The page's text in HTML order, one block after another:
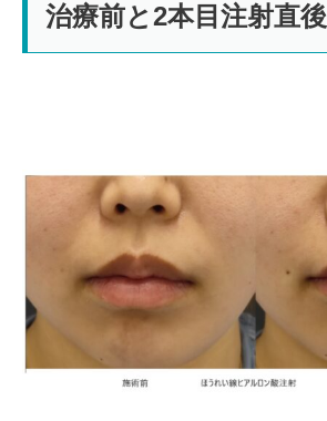
治療前と2本目注射直後